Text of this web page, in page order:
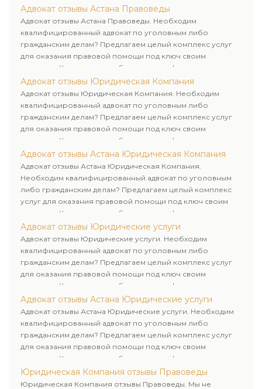
лиц. Индивидуальный подход к каждому клиенту.
Адвокат отзывы Астана Правоведы
Адвокат отзывы Астана Правоведы. Необходим
квалифицированный адвокат по уголовным либо
гражданским делам? Предлагаем целый комплекс услуг
для оказания правовой помощи под ключ своим
клиентам. Комплексное обслуживание физических и
юридических лиц. Индивидуальный подход к каждому
клиенту.
Адвокат отзывы Юридическая Компания
Адвокат отзывы Юридическая Компания. Необходим
квалифицированный адвокат по уголовным либо
гражданским делам? Предлагаем целый комплекс услуг
для оказания правовой помощи под ключ своим
клиентам. Комплексное обслуживание физических и
юридических лиц. Индивидуальный подход к каждому
клиенту.
Адвокат отзывы Астана Юридическая Компания
Адвокат отзывы Астана Юридическая Компания.
Необходим квалифицированный адвокат по уголовным
либо гражданским делам? Предлагаем целый комплекс
услуг для оказания правовой помощи под ключ своим
клиентам. Комплексное обслуживание физических и
юридических лиц. Индивидуальный подход к каждому
клиенту.
Адвокат отзывы Юридические услуги
Адвокат отзывы Юридические услуги. Необходим
квалифицированный адвокат по уголовным либо
гражданским делам? Предлагаем целый комплекс услуг
для оказания правовой помощи под ключ своим
клиентам. Комплексное обслуживание физических и
юридических лиц. Индивидуальный подход к каждому
клиенту.
Адвокат отзывы Астана Юридические услуги
Адвокат отзывы Астана Юридические услуги. Необходим
квалифицированный адвокат по уголовным либо
гражданским делам? Предлагаем целый комплекс услуг
для оказания правовой помощи под ключ своим
клиентам. Комплексное обслуживание физических и
юридических лиц. Индивидуальный подход к каждому
клиенту.
Юридическая Компания отзывы Правоведы
Юридическая Компания отзывы Правоведы. Мы не